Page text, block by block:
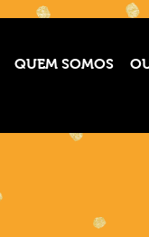
QUEM SOMOS